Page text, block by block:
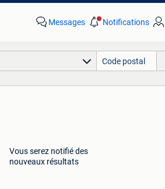
Messages Notifications
Vous serez notifié des
nouveaux résultats